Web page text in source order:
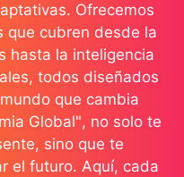
Ofrecemos
que cubren desde la
hasta la inteligencia
todos diseñados
que cambia
Global", no solo te
sino que te
el futuro. Aquí, cada